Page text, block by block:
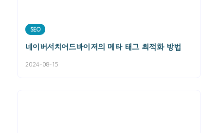
SEO
네이버서치어드바이저의 메타 태그 최적화 방법
2024-08-15